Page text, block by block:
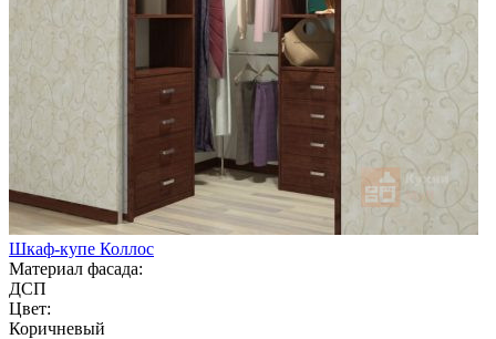
Шкаф-купе Коллос
Материал фасада:
ДСП
Цвет:
Коричневый